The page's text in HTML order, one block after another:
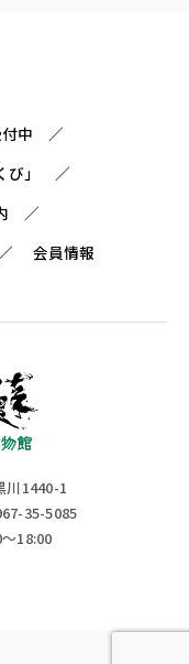
中
」
会員情報
川1440-1
35-5085
18:00